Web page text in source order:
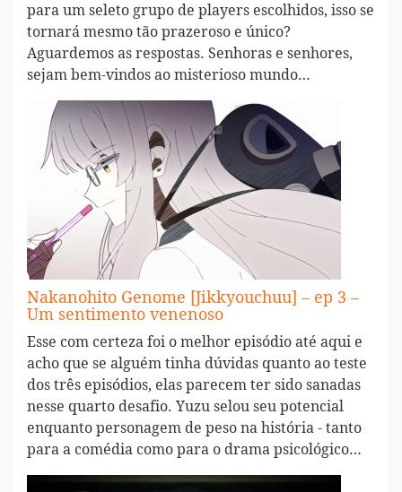
para um seleto grupo de players escolhidos, isso se
tornará mesmo tão prazeroso e único?
Aguardemos as respostas. Senhoras e senhores,
sejam bem-vindos ao misterioso mundo…
Nakanohito Genome [Jikkyouchuu] – ep 3 –
Um sentimento venenoso
Esse com certeza foi o melhor episódio até aqui e
acho que se alguém tinha dúvidas quanto ao teste
dos três episódios, elas parecem ter sido sanadas
nesse quarto desafio. Yuzu selou seu potencial
enquanto personagem de peso na história - tanto
para a comédia como para o drama psicológico…